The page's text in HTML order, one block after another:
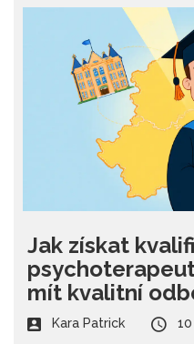
Jak získat
mít kvalitní
Kara Patrick